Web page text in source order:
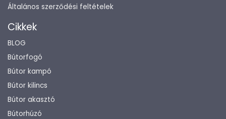
Általános szerződési feltételek
Cikkek
BLOG
Bútorfogó
Bútor kampó
Bútor kilincs
Bútor akasztó
Bútorhúzó